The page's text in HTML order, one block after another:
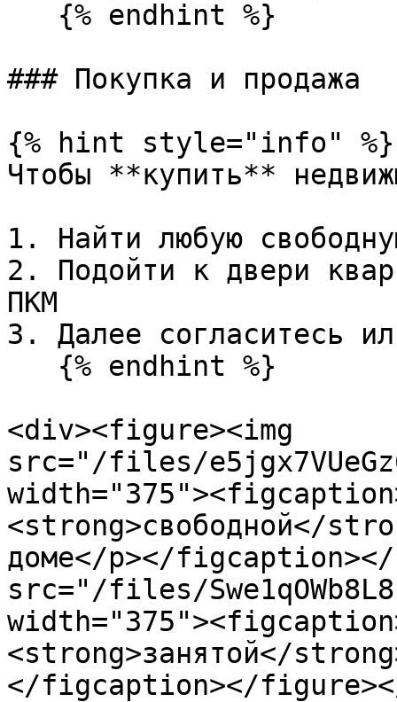
### Покупка и продажа
{% hint style="info" %}
Чтобы **купить**
1. Найти любую
2. Подойти к двери
ПКМ
3. Далее согласитесь
<div><figure><img
src="/files/
<strong>свободной</
доме</p></
src="/files/
<strong>занятой</
</figcaption></